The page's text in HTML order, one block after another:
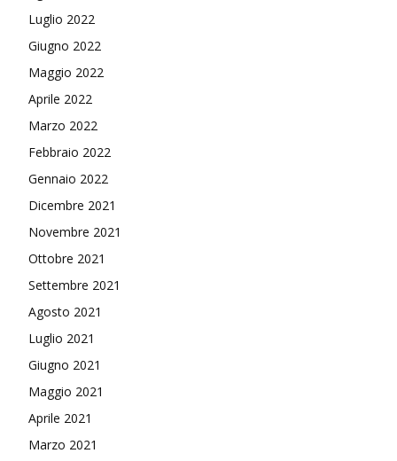
Luglio 2022
Giugno 2022
Maggio 2022
Aprile 2022
Marzo 2022
Febbraio 2022
Gennaio 2022
Dicembre 2021
Novembre 2021
Ottobre 2021
Settembre 2021
Agosto 2021
Luglio 2021
Giugno 2021
Maggio 2021
Aprile 2021
Marzo 2021